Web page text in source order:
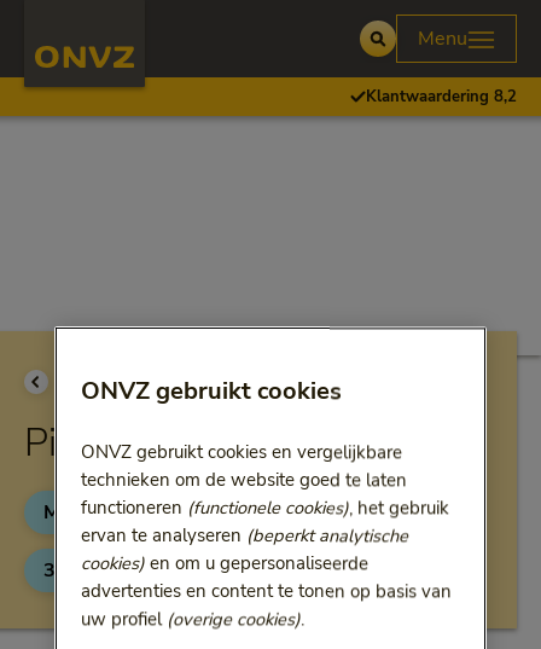
Open
Menu
Klantwaardering 8,2
Ga terug naar
Alle artikelen
Pieken op elke leeftijd
Categorie:
Mentaal gezond Categorie:
Interview
Leestijd:
3 min3 minuten6 mei 2022
ONVZ gebruikt cookies
ONVZ gebruikt cookies en vergelijkbare
technieken om de website goed te laten
functioneren (functionele cookies), het gebruik
ervan te analyseren (beperkt analytische
cookies)en om u gepersonaliseerde
advertenties en content te tonen op basis van
uw profiel (overige cookies).